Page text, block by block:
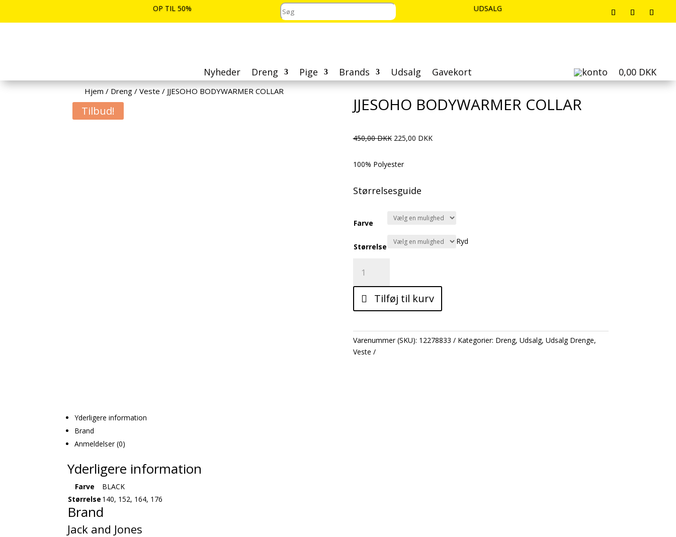
OP TIL 50%
UDSALG
UDSALG
Nyheder Dreng Pige Brands Udsalg Gavekort 0,00 DKK
Hjem / Dreng / Veste / JJESOHO BODYWARMER COLLAR
Tilbud! JJESOHO BODYWARMER COLLAR
450,00DKK Den
pris
225,00 DKKDen
100% Polyester
Størrelsesguide
Farve
Størrelse
Ryd
BODYWARMER
COLLAR
antal
Tilføj til kurv
Varenummer (SKU): 12278833 Kategorier: Dreng, Udsalg, Udsalg Drenge,
Veste
Yderligere information
Brand
Anmeldelser (0)
Yderligere information
Farve
BLACK
Størrelse 140, 152, 164, 176
Brand
Jack and Jones